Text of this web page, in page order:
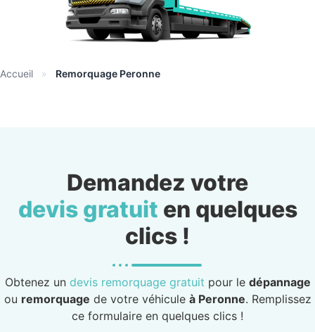
Accueil » Remorquage Peronne
Demandez votre
devis gratuit en quelques
clics !
Obtenez un devis remorquage gratuit pour le dépannage
ou remorquage de votre véhicule à Peronne. Remplissez
ce formulaire en quelques clics !